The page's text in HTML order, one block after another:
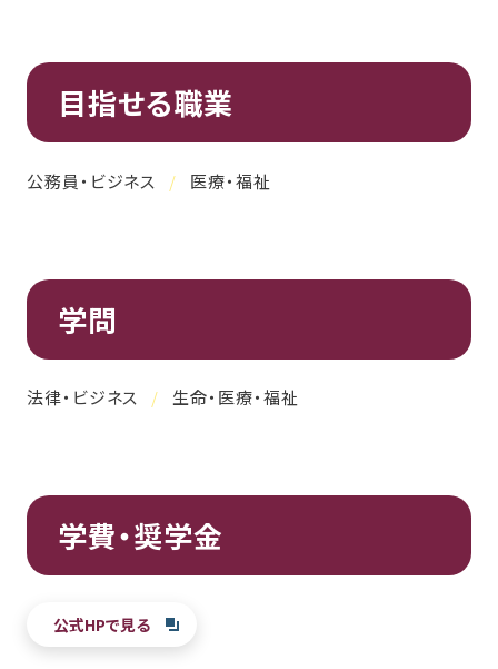
目指せる職業
公務員・ビジネス 医療・福祉
学問
法律・ビジネス 生命・医療・福祉
学費・奨学金
公式HPで見る